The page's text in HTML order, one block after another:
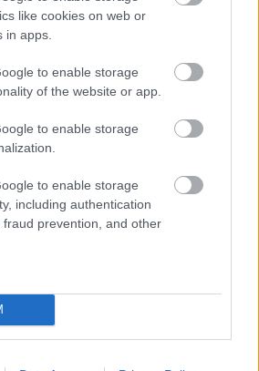
like cookies on web or
in apps.
to enable storage
of the website or app.
to enable storage
to enable storage
including authentication
prevention, and other
be a kávézóba, komoly arccal.
kell veled” mondta.
„Micsoda? Miért?”
bankjegyet. „Ez a pénz
van?”
nem tudom. Nem csináltam
„Jössz velem.”